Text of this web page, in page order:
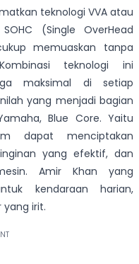
teknologi VVA atau
(Single OverHead
memuaskan tanpa
teknologi ini
maksimal di setiap
yang menjadi bagian
Blue Core. Yaitu
dapat menciptakan
yang efektif, dan
Amir Khan yang
kendaraan harian,
irit.